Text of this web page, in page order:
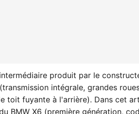
produit par le
intégrale, grandes
toit fuyante à l'arrière). Dans cet
BMW X6 (première génération,